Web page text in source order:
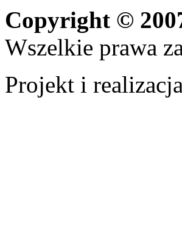
Copyright ©
Wszelkie prawa
Projekt i